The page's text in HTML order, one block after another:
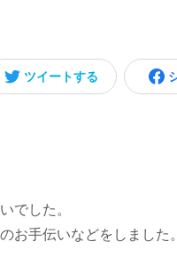
ツイートする
でした。
お手伝いなどをしました。